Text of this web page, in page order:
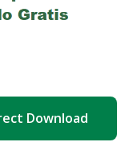
Download